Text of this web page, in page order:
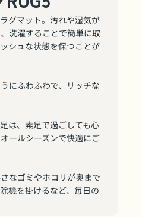
グマット。汚れや湿気が
洗濯することで簡単に取
シュな状態を保つことが
にふわふわで、リッチな
は、素足で過ごしても心
ールシーズンで快適にご
なゴミやホコリが奥まで
機を掛けるなど、毎日の